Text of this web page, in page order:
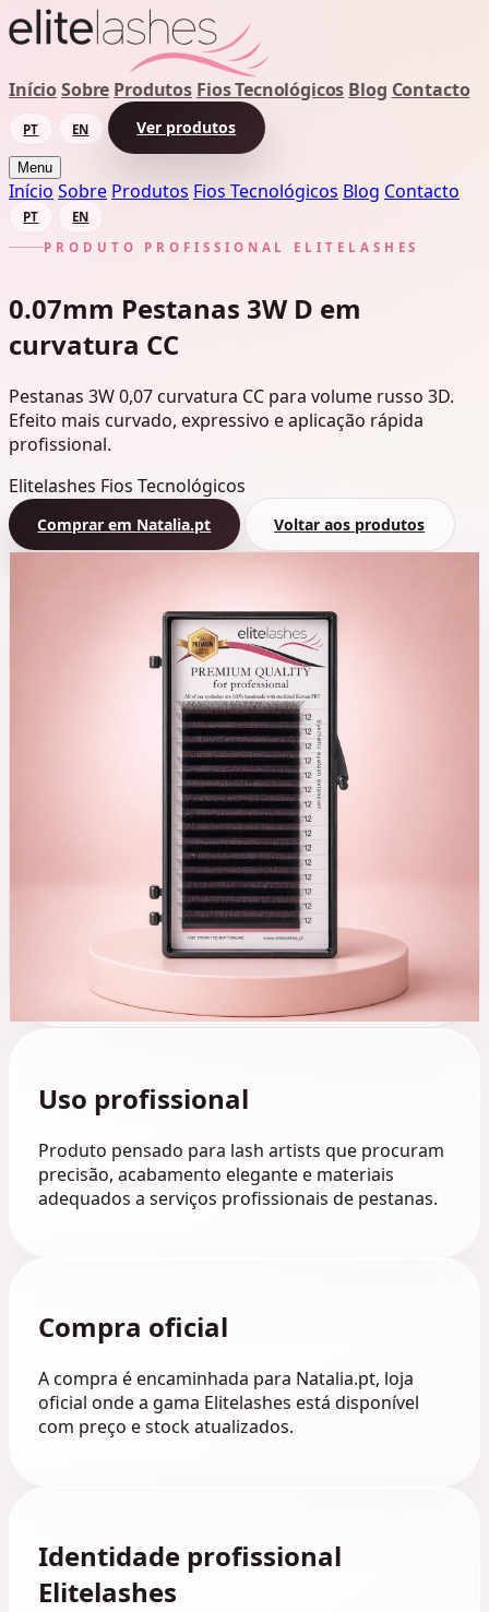
InícioSobre Produtos Fios Tecnológicos Blog Contacto
PT EN Ver produtos
Menu
Início Sobre Produtos Fios Tecnológicos Blog Contacto
PT
EN
PRODUTO PROFISSIONAL ELITELASHES
0.07mm Pestanas 3W D em
curvatura CC
Pestanas 3W 0,07 curvatura CC para volume russo 3D.
Efeito mais curvado, expressivo e aplicação rápida
profissional.
Elitelashes Fios Tecnológicos
Comprar em Natalia.pt Voltar aos produtos
Uso profissional
Produto pensado para lash artists que procuram
precisão, acabamento elegante e materiais
adequados a serviços profissionais de pestanas.
Compra oficial
A compra é encaminhada para Natalia.pt, loja
oficial onde a gama Elitelashes está disponível
com preço e stock atualizados.
Identidade profissional
Elitelashes